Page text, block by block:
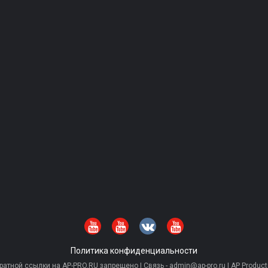
Политика конфиденциальности
ссылки на AP-PRO.RU запрещено | Связь - admin@ap-pro.ru | AP